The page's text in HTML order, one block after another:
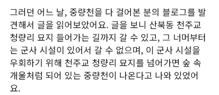
그러던 어느 날, 중량천을 다 걸어본 분의 블로그를 발
견해서 글을 읽어보았어요. 글을 보니 산북동 천주교
청량리 묘지 들어가는 길까지 갈 수 있고, 그 너머부터
는 군사 시설이 있어서 갈 수 없으며, 이 군사 시설을
우회하기 위해 천주교 청량리 묘지를 넘어가면 숲 속
개울처럼 되어 있는 중량천이 나온다고 나와 있었어
요.